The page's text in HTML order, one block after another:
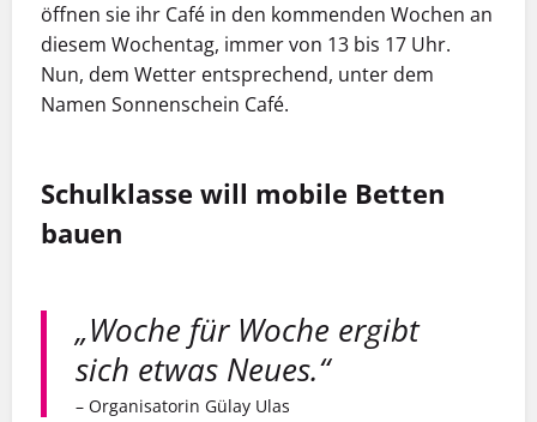
öffnen sie ihr Café in den kommenden Wochen an
diesem Wochentag, immer von 13 bis 17 Uhr.
Nun, dem Wetter entsprechend, unter dem
Namen Sonnenschein Café.
Schulklasse will mobile Betten
bauen
„Woche für Woche ergibt
sich etwas Neues.“
– Organisatorin Gülay Ulas